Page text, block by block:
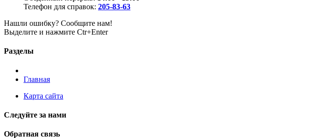
Телефон для справок: 205-83-63
Нашли ошибку? Сообщите нам!
Выделите и нажмите Ctr+Enter
Разделы
Главная
Карта сайта
Следуйте за нами
Обратная связь